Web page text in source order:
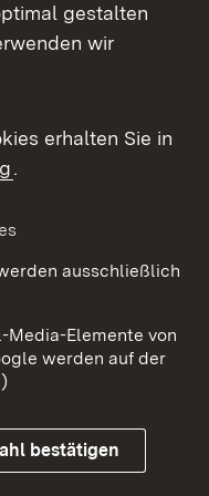
gestalten
wir
erhalten Sie in
.
ausschließlich
Elemente von
werden auf der
bestätigen